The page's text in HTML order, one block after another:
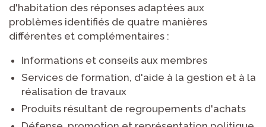
d'habitation des réponses adaptées aux
problèmes identifiés de quatre manières
différentes et complémentaires :
Informations et conseils aux membres
Services de formation, d'aide à la gestion et à la
réalisation de travaux
Produits résultant de regroupements d'achats